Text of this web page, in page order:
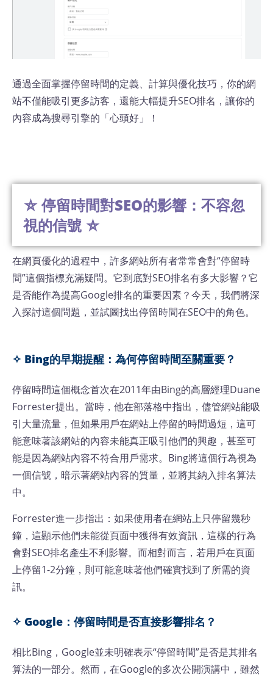
通過全面掌握停留時間的定義、計算與優化技巧，你的網
站不僅能吸引更多訪客，還能大幅提升SEO排名，讓你的
內容成為搜尋引擎的「心頭好」！
⛤ 停留時間對SEO的影響：不容忽
視的信號 ⛤
在網頁優化的過程中，許多網站所有者常常會對“停留時
間”這個指標充滿疑問。它到底對SEO排名有多大影響？它
是否能作為提高Google排名的重要因素？今天，我們將深
入探討這個問題，並試圖找出停留時間在SEO中的角色。
✧ Bing的早期提醒：為何停留時間至關重要？
停留時間這個概念首次在2011年由Bing的高層經理Duane
Forrester提出。當時，他在部落格中指出，儘管網站能吸
引大量流量，但如果用戶在網站上停留的時間過短，這可
能意味著該網站的內容未能真正吸引他們的興趣，甚至可
能是因為網站內容不符合用戶需求。Bing將這個行為視為
一個信號，暗示著網站內容的質量，並將其納入排名算法
中。
Forrester進一步指出：如果使用者在網站上只停留幾秒
鐘，這顯示他們未能從頁面中獲得有效資訊，這樣的行為
會對SEO排名產生不利影響。而相對而言，若用戶在頁面
上停留1-2分鐘，則可能意味著他們確實找到了所需的資
訊。
✧ Google：停留時間是否直接影響排名？
相比Bing，Google並未明確表示“停留時間”是否是其排名
算法的一部分。然而，在Google的多次公開演講中，雖然